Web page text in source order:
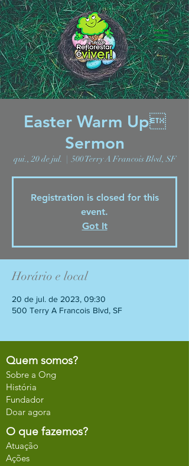
Easter Warm Up
Sermon
qui., 20 de jul.
  |
500 Terry A Francois Blvd, SF
Registration is closed for this
event.
Got It
Horário e local
20 de jul. de 2023, 09:30
500 Terry A Francois Blvd, SF
Quem somos?
Sobre a Ong
História
Fundador
Doar agora
O que fazemos?
Atuação
Ações